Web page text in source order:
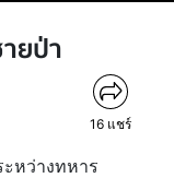
ยป่า
16 แชร์
ะหว่างทหาร